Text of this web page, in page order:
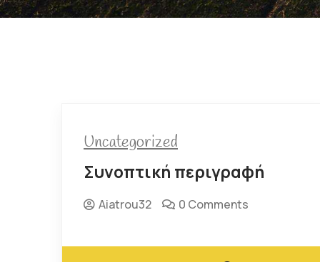
Uncategorized
Συνοπτική περιγραφή
Aiatrou32 0 Comments